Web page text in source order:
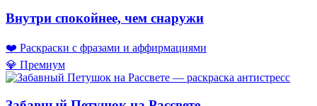
Внутри спокойнее, чем снаружи
❤️ Раскраски с фразами и аффирмациями
💎 Премиум